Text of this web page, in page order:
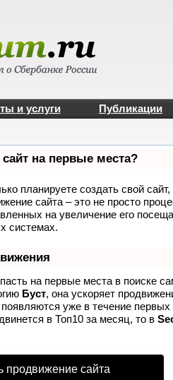
и услуги Публикации
на первые места?
планируете создать свой сайт,
сайта – это не просто
на увеличение его
системах.
на первые места в поиске
Буст, она ускоряет
уже в течение
в Топ10 за месяц, то в
продвижение сайта